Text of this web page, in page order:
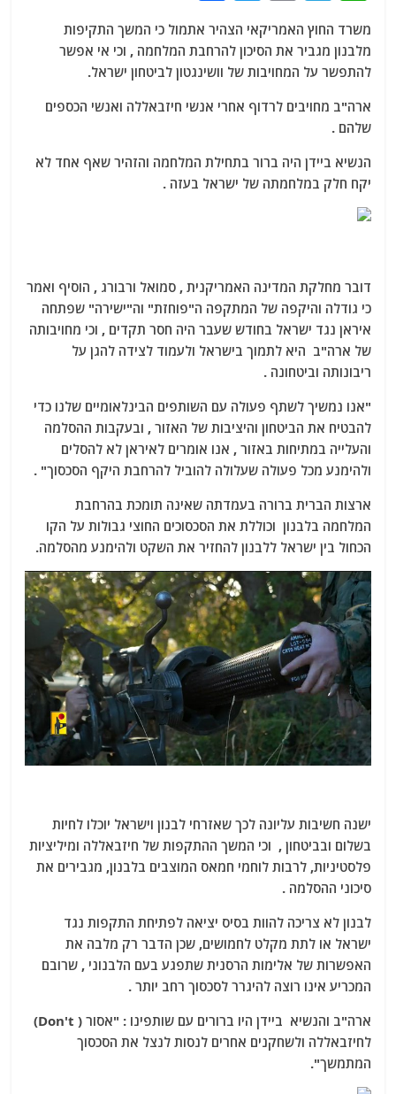
at
s
A
p
p
e
g
ra
ai
l
itt
er
c
e
b
o
k
משרד החוץ האמריקאי הצהיר אתמול כי המשך התקיפות
מלבנון מגביר את הסיכון להרחבת המלחמה , וכי אי אפשר
להתפשר על המחויבות של וושינגטון לביטחון ישראל.
ארה"ב מחויבים לרדוף אחרי אנשי חיזבאללה ואנשי הכספים
שלהם .
הנשיא ביידן היה ברור בתחילת המלחמה והזהיר שאף אחד לא
יקח חלק במלחמתה של ישראל בעזה .
דובר מחלקת המדינה האמריקנית , סמואל ורבורג , הוסיף ואמר
כי גודלה והיקפה של המתקפה ה"פוחזת" וה"ישירה" שפתחה
איראן נגד ישראל בחודש שעבר היה חסר תקדים , וכי מחויבותה
של ארה"ב היא לתמוך בישראל ולעמוד לצידה להגן על
ריבונותה וביטחונה .
"אנו נמשיך לשתף פעולה עם השותפים הבינלאומיים שלנו כדי
להבטיח את הביטחון והיציבות של האזור , ובעקבות ההסלמה
והעלייה במתיחות באזור , אנו אומרים לאיראן לא להסלים
ולהימנע מכל פעולה שעלולה להוביל להרחבת היקף הסכסוך" .
ארצות הברית ברורה בעמדתה שאינה תומכת בהרחבת
המלחמה בלבנון וכוללת את הסכסוכים החוצי גבולות על הקו
הכחול בין ישראל ללבנון להחזיר את השקט ולהימנע מהסלמה.
ישנה חשיבות עליונה לכך שאזרחי לבנון וישראל יוכלו לחיות
בשלום ובביטחון , וכי המשך ההתקפות של חיזבאללה ומיליציות
פלסטיניות, לרבות לוחמי חמאס המוצבים בלבנון, מגבירים את
סיכוני ההסלמה .
לבנון לא צריכה להוות בסיס יציאה לפתיחת התקפות נגד
ישראל או לתת מקלט לחמושים, שכן הדבר רק מלבה את
האפשרות של אלימות הרסנית שתפגע בעם הלבנוני , שרובם
המכריע אינו רוצה להיגרר לסכסוך רחב יותר .
ארה"ב והנשיא ביידן היו ברורים עם שותפינו : "אסור ( Don't)
לחיזבאללה ולשחקנים אחרים לנסות לנצל את הסכסוך
המתמשך".